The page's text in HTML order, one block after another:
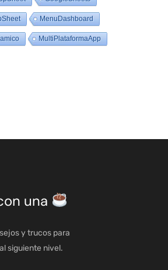
MenuDashboard
MultiPlataformaApp
una
y trucos para
siguiente nivel.